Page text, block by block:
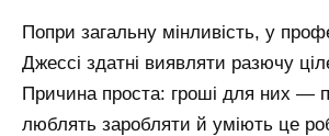
Попри загальну мінливість, у
Джессі здатні виявляти разючу
Причина проста: гроші для них —
люблять заробляти й уміють це